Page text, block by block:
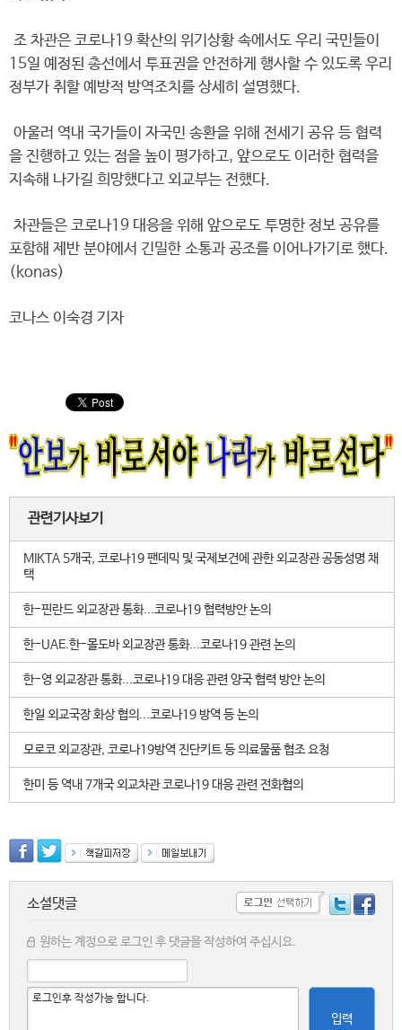
조 차관은 코로나19 확산의 위기상황 속에서도 우리 국민들이
15일 예정된 총선에서 투표권을 안전하게 행사할 수 있도록 우리
정부가 취할 예방적 방역조치를 상세히 설명했다.
아울러 역내 국가들이 자국민 송환을 위해 전세기 공유 등 협력
을 진행하고 있는 점을 높이 평가하고, 앞으로도 이러한 협력을
지속해 나가길 희망했다고 외교부는 전했다.
차관들은 코로나19 대응을 위해 앞으로도 투명한 정보 공유를
포함해 제반 분야에서 긴밀한 소통과 공조를 이어나가기로 했다.
(konas)
코나스 이숙경 기자
관련기사보기
MIKTA 5개국, 코로나19 팬데믹 및 국제보건에 관한 외교장관 공동성명 채
택
한-핀란드 외교장관 통화...코로나19 협력방안 논의
한-UAE.한-몰도바 외교장관 통화...코로나19 관련 논의
한-영 외교장관 통화...코로나19 대응 관련 양국 협력 방안 논의
한일 외교국장 화상 협의...코로나19 방역 등 논의
모로코 외교장관, 코로나19방역 진단키트 등 의료물품 협조 요청
한미 등 역내 7개국 외교차관 코로나19 대응 관련 전화협의
소셜댓글
원하는 계정으로 로그인 후 댓글을 작성하여 주십시요.
입력